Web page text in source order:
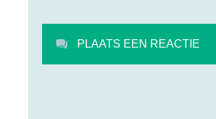
PLAATS EEN REACTIE